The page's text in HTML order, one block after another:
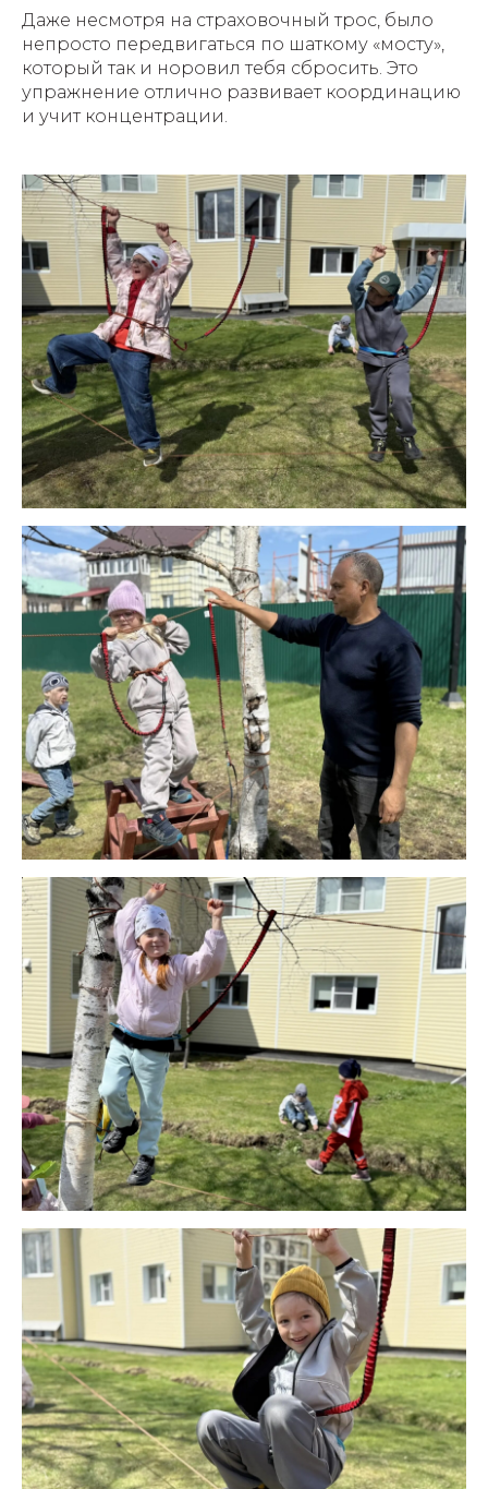
Даже несмотря на страховочный трос, было
непросто передвигаться по шаткому «мосту»,
который так и норовил тебя сбросить. Это
упражнение отлично развивает координацию
и учит концентрации.